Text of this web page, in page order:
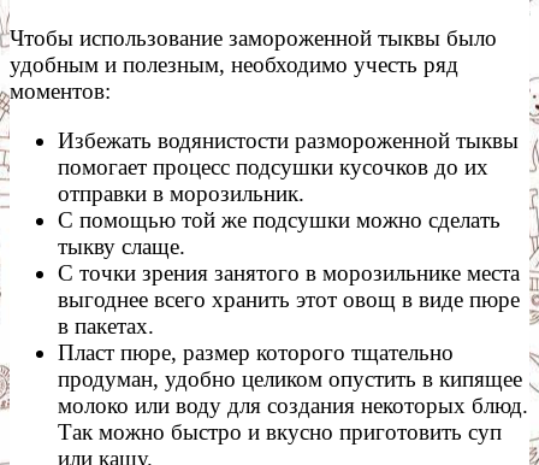
Чтобы использование замороженной тыквы было
удобным и полезным, необходимо учесть ряд
моментов:
Избежать водянистости размороженной тыквы
помогает процесс подсушки кусочков до их
отправки в морозильник.
С помощью той же подсушки можно сделать
тыкву слаще.
С точки зрения занятого в морозильнике места
выгоднее всего хранить этот овощ в виде пюре
в пакетах.
Пласт пюре, размер которого тщательно
продуман, удобно целиком опустить в кипящее
молоко или воду для создания некоторых блюд.
Так можно быстро и вкусно приготовить суп
или кашу.